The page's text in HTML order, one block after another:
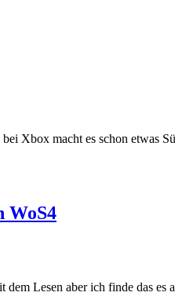
Xbox macht es schon etwas
WoS4
Lesen aber ich finde das